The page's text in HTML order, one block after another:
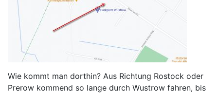
Wie kommt man dorthin? Aus Richtung Rostock oder
Prerow kommend so lange durch Wustrow fahren, bis